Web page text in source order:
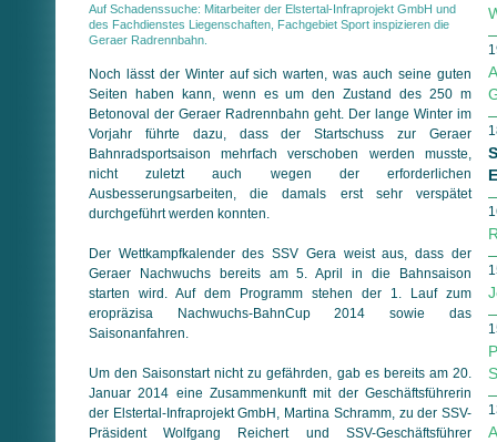
Auf Schadenssuche: Mitarbeiter der Elstertal-Infraprojekt GmbH und
des Fachdienstes Liegenschaften, Fachgebiet Sport inspizieren die
Geraer Radrennbahn.
Noch lässt der Winter auf sich warten, was auch seine guten
Seiten haben kann, wenn es um den Zustand des 250 m
Betonoval der Geraer Radrennbahn geht. Der lange Winter im
Vorjahr führte dazu, dass der Startschuss zur Geraer
Bahnradsportsaison mehrfach verschoben werden musste,
nicht zuletzt auch wegen der erforderlichen
Ausbesserungsarbeiten, die damals erst sehr verspätet
durchgeführt werden konnten.
Der Wettkampfkalender des SSV Gera weist aus, dass der
Geraer Nachwuchs bereits am 5. April in die Bahnsaison
starten wird. Auf dem Programm stehen der 1. Lauf zum
eropräzisa Nachwuchs-BahnCup 2014 sowie das
Saisonanfahren.
Um den Saisonstart nicht zu gefährden, gab es bereits am 20.
Januar 2014 eine Zusammenkunft mit der Geschäftsführerin
der Elstertal-Infraprojekt GmbH, Martina Schramm, zu der SSV-
Präsident Wolfgang Reichert und SSV-Geschäftsführer